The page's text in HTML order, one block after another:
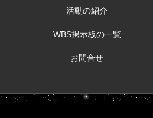
活動の紹介
WBS掲示板の一覧
お問合せ